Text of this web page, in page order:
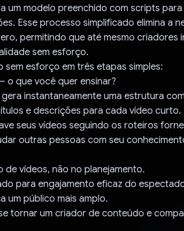
um modelo preenchido com scripts
Esse processo simplificado elimina a
permitindo que até mesmo criadores
sem esforço.
sem esforço em três etapas simples:
o que você quer ensinar?
instantaneamente uma estrutura
e descrições para cada vídeo curto.
seus vídeos seguindo os roteiros
outras pessoas com seu
de vídeos, não no planejamento.
para engajamento eficaz do
um público mais amplo.
tornar um criador de conteúdo e